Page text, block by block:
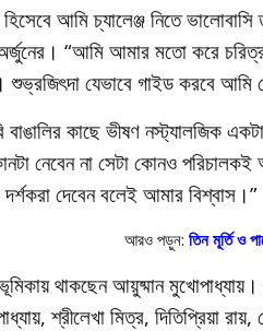
আমি চ্যালেঞ্জ নিতে
অর্জুনের। “আমি আমার মতো করে
শুভ্রজিৎদা যেভাবে গাইড করবে আমি
কাছে ভীষণ নস্ট্যালজিক
নেবেন না সেটা কোনও
দেবেন বলেই আমার বিশ্বাস।”
আরও পড়ুন: তিন মূর্তি ও
থাকছেন আয়ুষ্মান
শ্রীলেখা মিত্র, দিতিপ্রিয়া